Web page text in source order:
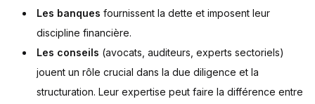
Les banques fournissent la dette et imposent leur
discipline financière.
Les conseils (avocats, auditeurs, experts sectoriels)
jouent un rôle crucial dans la due diligence et la
structuration. Leur expertise peut faire la différence entre